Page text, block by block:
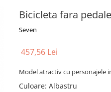
Bicicleta fara
Seven
457,56 Lei
Model atractiv cu personajele
Culoare: Albastru